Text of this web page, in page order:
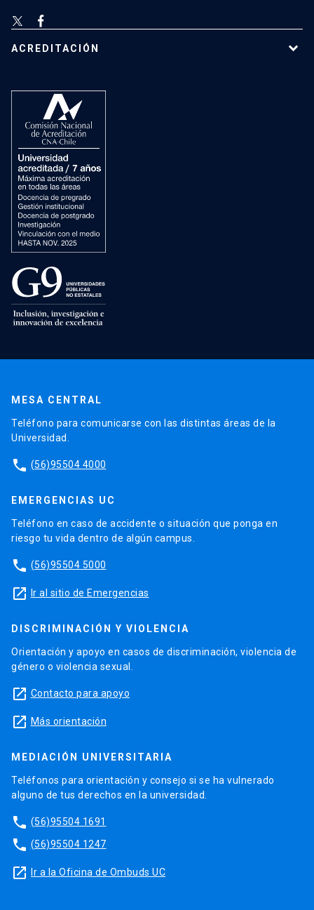
ACREDITACIÓN
MESA CENTRAL
Teléfono para comunicarse con las distintas áreas de la
Universidad.
phone (56)95504 4000
EMERGENCIAS UC
Teléfono en caso de accidente o situación que ponga en
riesgo tu vida dentro de algún campus.
phone (56)95504 5000
launch Ir al sitio de Emergencias
DISCRIMINACIÓN Y VIOLENCIA
Orientación y apoyo en casos de discriminación, violencia de
género o violencia sexual.
launch Contacto para apoyo
launch Más orientación
MEDIACIÓN UNIVERSITARIA
Teléfonos para orientación y consejo si se ha vulnerado
alguno de tus derechos en la universidad.
phone (56)95504 1691
phone (56)95504 1247
launch Ir a la Oficina de Ombuds UC